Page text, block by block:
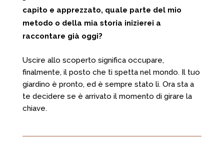
capito e apprezzato, quale parte del mio
metodo o della mia storia inizierei a
raccontare già oggi?
Uscire allo scoperto significa occupare,
finalmente, il posto che ti spetta nel mondo. Il tuo
giardino è pronto, ed è sempre stato lì. Ora sta a
te decidere se è arrivato il momento di girare la
chiave.